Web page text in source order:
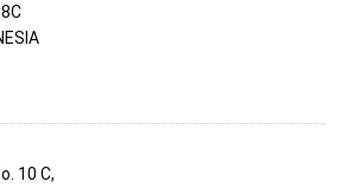
10 C,